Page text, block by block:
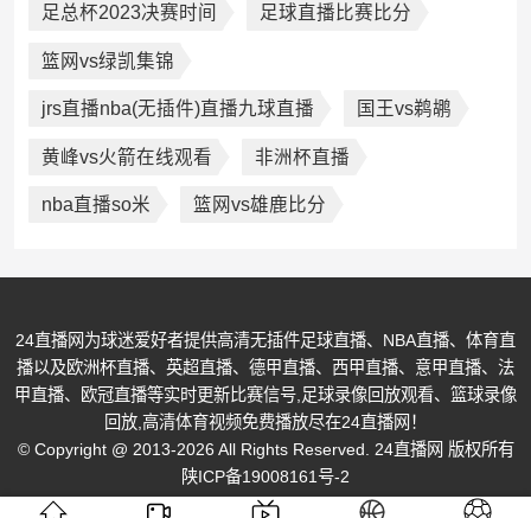
足总杯2023决赛时间 足球直播比赛比分
篮网vs绿凯集锦
jrs直播nba(无插件)直播九球直播 国王vs鹈鹕
黄峰vs火箭在线观看 非洲杯直播
nba直播so米 篮网vs雄鹿比分
24直播网为球迷爱好者提供高清无插件足球直播、NBA直播、体育直
播以及欧洲杯直播、英超直播、德甲直播、西甲直播、意甲直播、法
甲直播、欧冠直播等实时更新比赛信号,足球录像回放观看、篮球录像
回放,高清体育视频免费播放尽在24直播网！
© Copyright @ 2013-2026 All Rights Reserved. 24直播网 版权所有
陕ICP备19008161号-2